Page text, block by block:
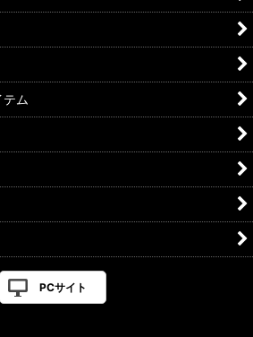
テム
PCサイト